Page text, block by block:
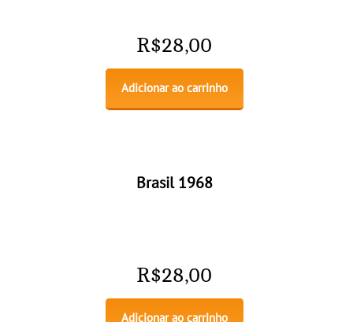
R$28,00
Adicionar ao carrinho
Brasil 1968
R$28,00
Adicionar ao carrinho